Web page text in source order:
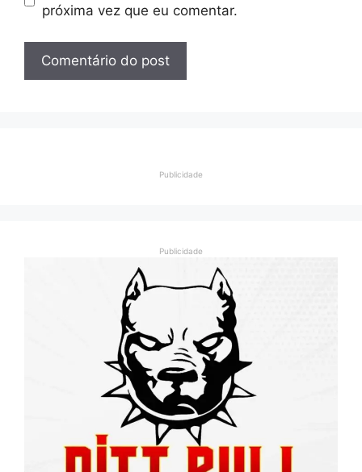
próxima vez que eu comentar.
Publicidade
Publicidade